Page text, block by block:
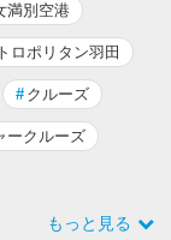
満別空港
ロポリタン羽田
# クルーズ
ークルーズ
もっと見る